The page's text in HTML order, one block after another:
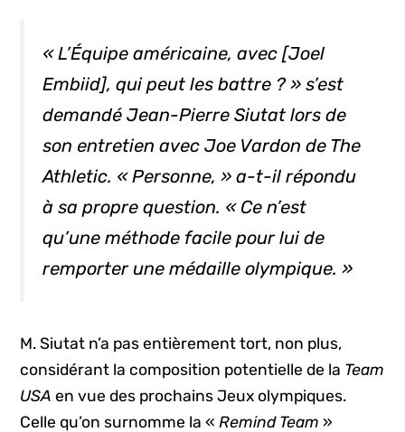
« L’Équipe américaine, avec [Joel
Embiid], qui peut les battre ? » s’est
demandé Jean-Pierre Siutat lors de
son entretien avec Joe Vardon de The
Athletic. « Personne, » a-t-il répondu
à sa propre question. « Ce n’est
qu’une méthode facile pour lui de
remporter une médaille olympique. »
M. Siutat n’a pas entièrement tort, non plus,
considérant la composition potentielle de la Team
USA en vue des prochains Jeux olympiques.
Celle qu’on surnomme la « Remind Team »